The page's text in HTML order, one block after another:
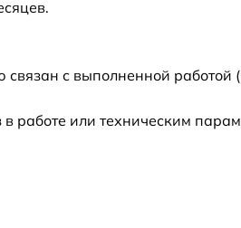
с выполненной работой
или техническим